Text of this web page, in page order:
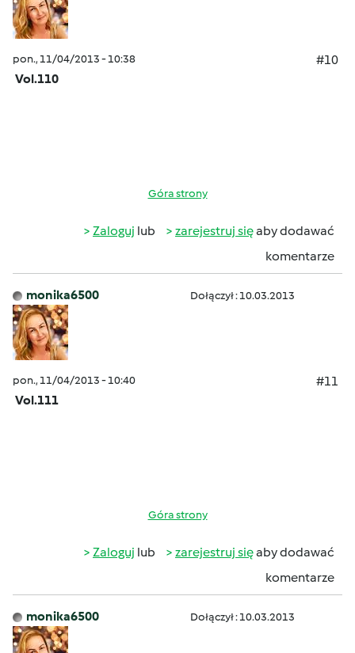
pon., 11/04/2013 - 10:38
#10
Vol.110
Góra strony
Zaloguj lub zarejestruj sięaby dodawać
komentarze
monika6500 Dołączył : 10.03.2013
pon., 11/04/2013 - 10:40
#11
Vol.111
Góra strony
Zaloguj lub zarejestruj sięaby dodawać
komentarze
monika6500 Dołączył : 10.03.2013